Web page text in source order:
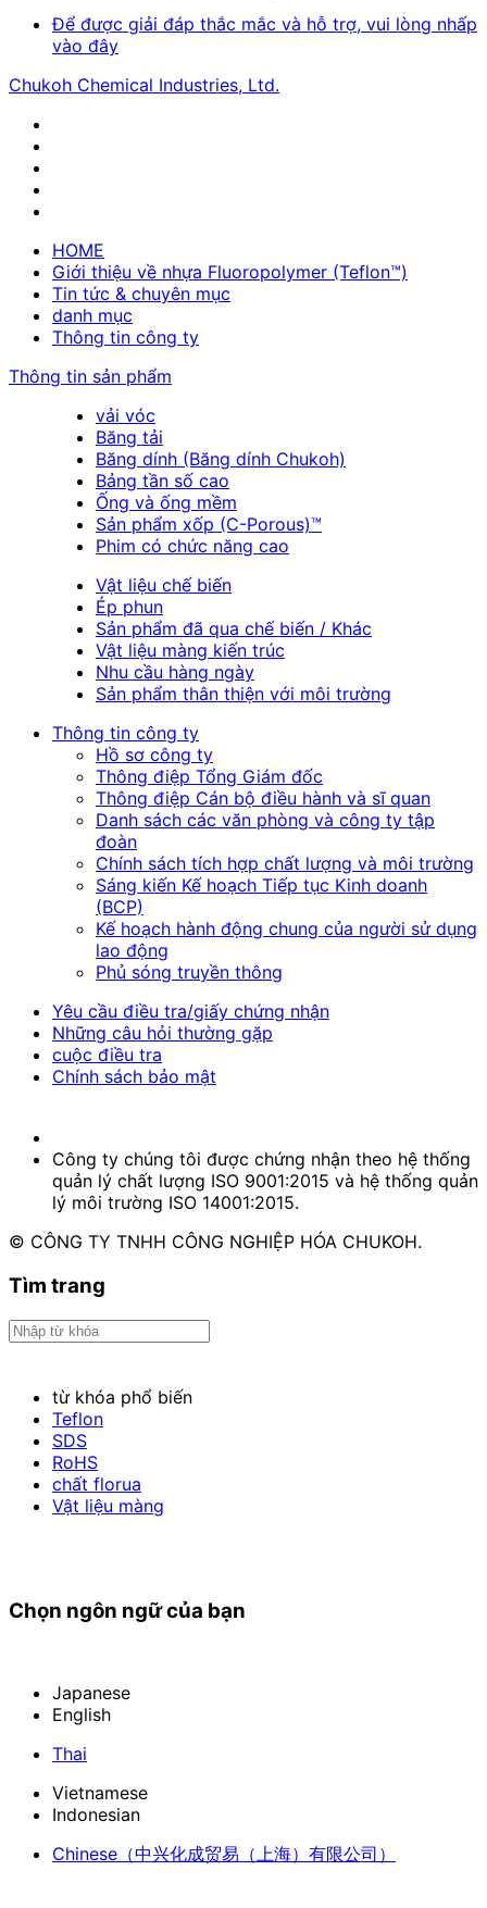
Để được giải đáp thắc mắc và hỗ trợ, vui lòng nhấp
vào đây
Chukoh Chemical Industries, Ltd.
HOME
Giới thiệu về nhựa Fluoropolymer (Teflon™)
Tin tức & chuyên mục
danh mục
Thông tin công ty
Thông tin sản phẩm
vải vóc
Băng tải
Băng dính (Băng dính Chukoh)
Bảng tần số cao
Ống và ống mềm
Sản phẩm xốp (C-Porous)™
Phim có chức năng cao
Vật liệu chế biến
Ép phun
Sản phẩm đã qua chế biến / Khác
Vật liệu màng kiến trúc
Nhu cầu hàng ngày
Sản phẩm thân thiện với môi trường
Thông tin công ty
Hồ sơ công ty
Thông điệp Tổng Giám đốc
Thông điệp Cán bộ điều hành và sĩ quan
Danh sách các văn phòng và công ty tập
đoàn
Chính sách tích hợp chất lượng và môi trường
Sáng kiến Kế hoạch Tiếp tục Kinh doanh
(BCP)
Kế hoạch hành động chung của người sử dụng
lao động
Phủ sóng truyền thông
Yêu cầu điều tra/giấy chứng nhận
Những câu hỏi thường gặp
cuộc điều tra
Chính sách bảo mật
Công ty chúng tôi được chứng nhận theo hệ thống
quản lý chất lượng ISO 9001:2015 và hệ thống quản
lý môi trường ISO 14001:2015.
© CÔNG TY TNHH CÔNG NGHIỆP HÓA CHUKOH.
Tìm trang
từ khóa phổ biến
Teflon
SDS
RoHS
chất florua
Vật liệu màng
Chọn ngôn ngữ của bạn
Japanese
English
Thai
Vietnamese
Indonesian
Chinese （中兴化成贸易（上海）有限公司）